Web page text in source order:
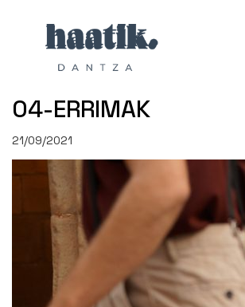
04-ERRIMAK
21/09/2021